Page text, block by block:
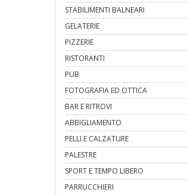
STABILIMENTI BALNEARI
GELATERIE
PIZZERIE
RISTORANTI
PUB
FOTOGRAFIA ED OTTICA
BAR E RITROVI
ABBIGLIAMENTO
PELLI E CALZATURE
PALESTRE
SPORT E TEMPO LIBERO
PARRUCCHIERI